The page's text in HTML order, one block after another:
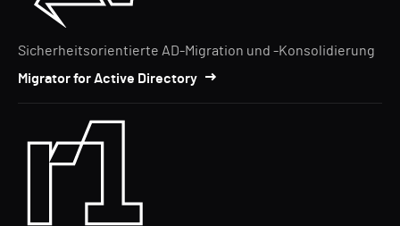
Sicherheitsorientierte AD-Migration und -Konsolidierung
Migrator for Active Directory